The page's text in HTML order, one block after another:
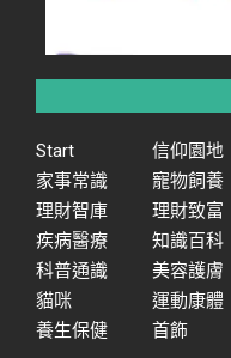
Start 信仰園地
家事常識
寵物飼養
理財智庫
理財致富
疾病醫療
知識百科
科普通識
美容護膚
貓咪
運動康體
養生保健
首飾